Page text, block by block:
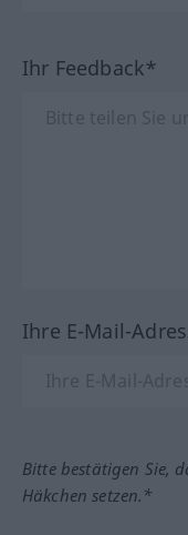
Ihr Feedback*
Ihre E-Mail-
Bitte bestätigen Sie,
Häkchen setzen.*